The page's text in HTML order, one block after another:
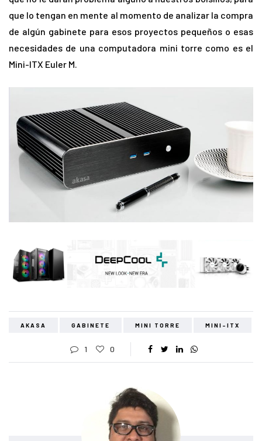
que lo tengan en mente al momento de analizar la compra
de algún gabinete para esos proyectos pequeños o esas
necesidades de una computadora mini torre como es el
Mini-ITX Euler M.
AKASA GABINETE MINI TORRE MINI-ITX
1 0